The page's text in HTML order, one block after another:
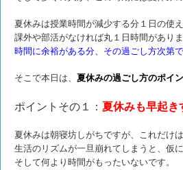
夏休みは授業時間が減少する分１日の使
課外や部活がなければ丸１日時間がありま
時間に余裕がある分、その過ごし方次第
そこで本日は、 夏休みの過ごし方のポイ
ポイントその１： 夏休みも早起き
夏休みは朝寝坊しがちですが、これだけ
生活のリズムが一旦崩れてしまうと、仮
そして何より時間がもったいないです。